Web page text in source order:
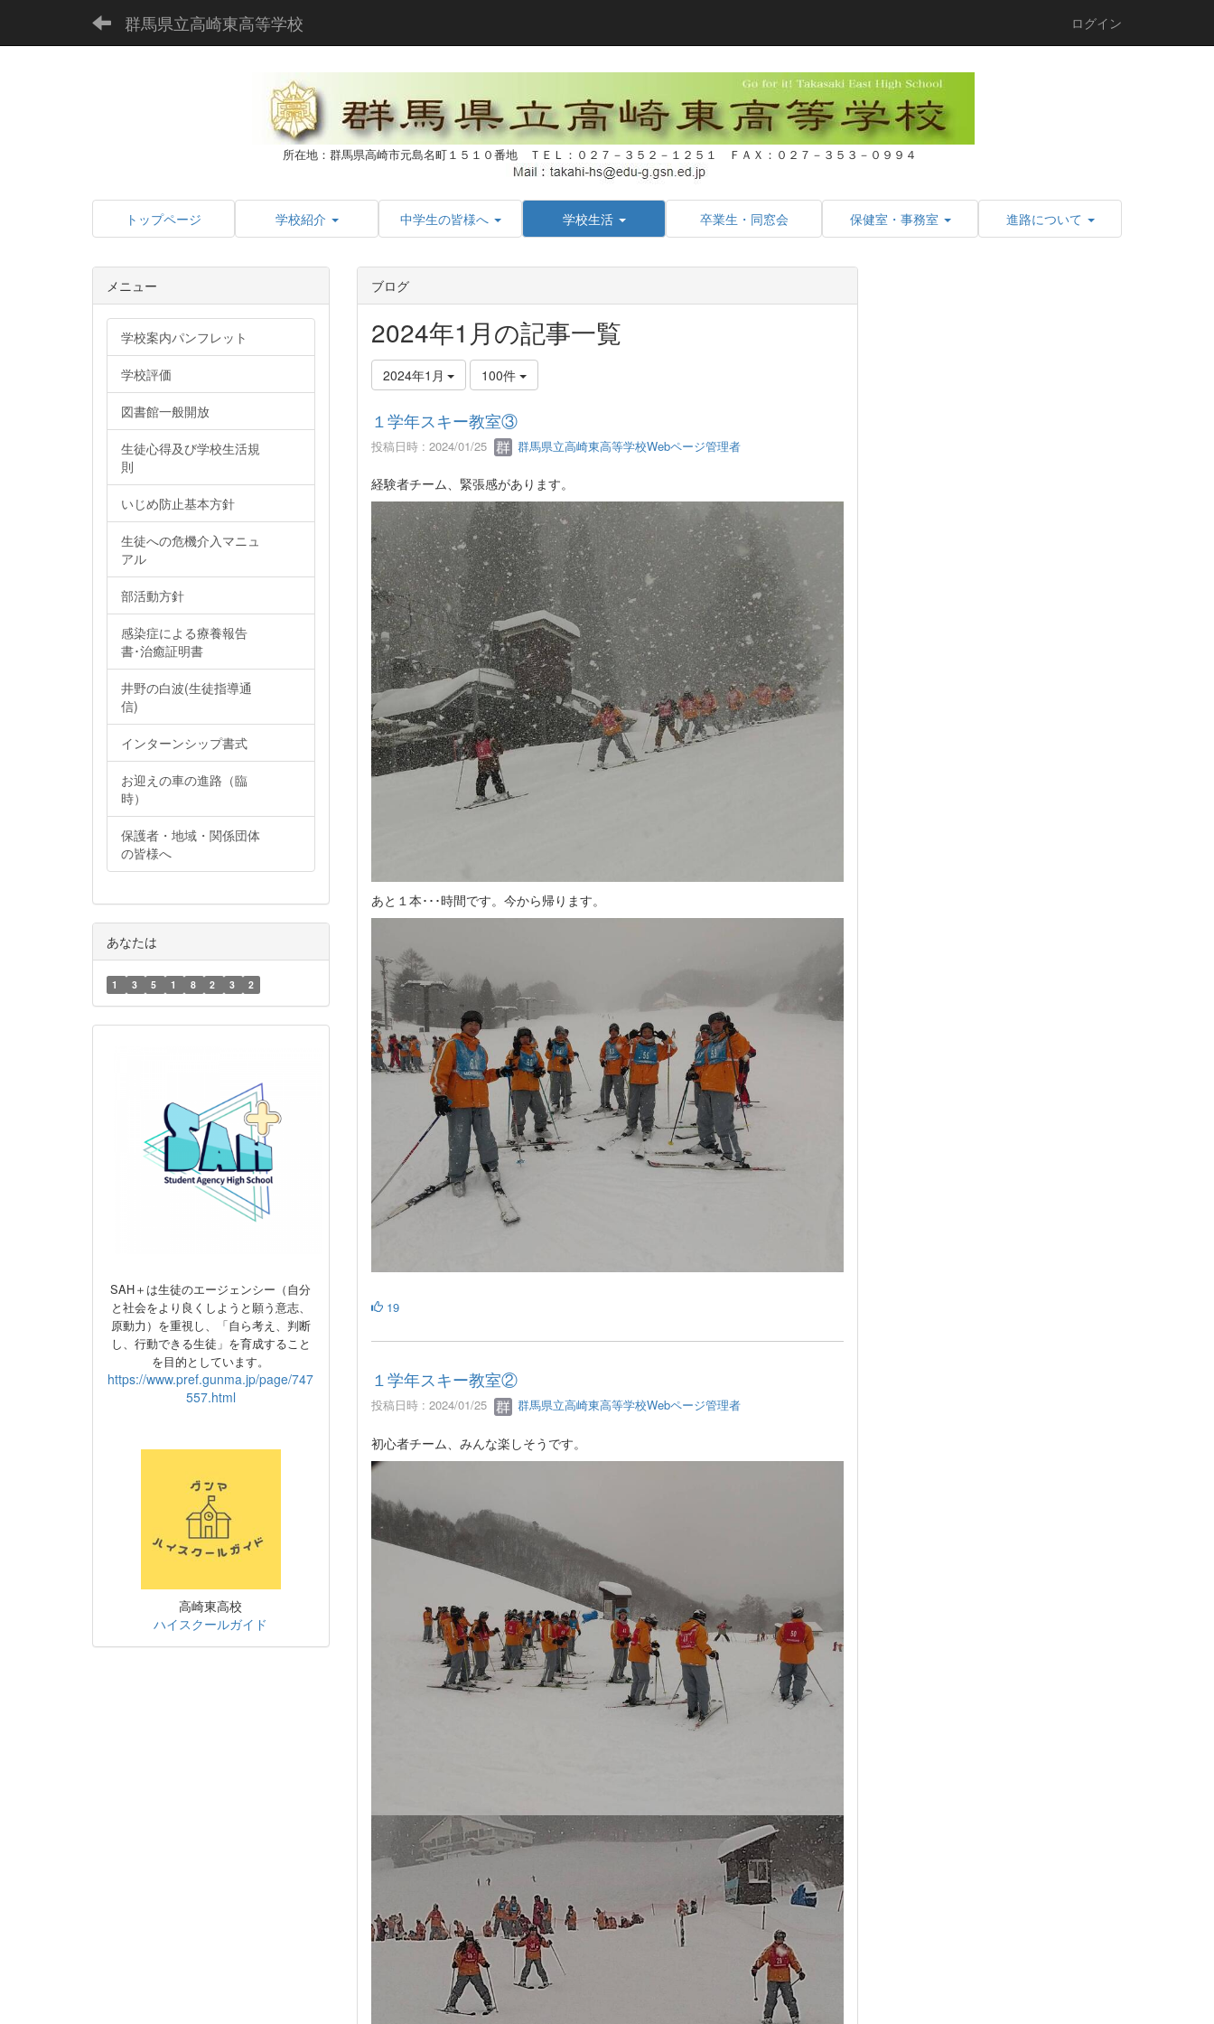
群馬県立高崎東高等学校 ログイン
所在地：群馬県高崎市元島名町１５１０番地 ＴＥＬ：０２７－３５２－１２５１ ＦＡＸ：０２７－３５３－０９９４
トップページ 学校紹介 中学生の皆様へ 学校生活 卒業生・同窓会 保健室・事務室 進路について
ブログ
2024年1月の記事一覧
2024年1月 100件
１学年スキー教室③
投稿日時 : 2024/01/25 群馬県立高崎東高等学校Webページ管理者
経験者チーム、緊張感があります。
あと１本･･･時間です。今から帰ります。
19
１学年スキー教室②
投稿日時 : 2024/01/25 群馬県立高崎東高等学校Webページ管理者
初心者チーム、みんな楽しそうです。
メニュー
学校案内パンフレット
学校評価
図書館一般開放
生徒心得及び学校生活規
則
いじめ防止基本方針
生徒への危機介入マニュ
アル
部活動方針
感染症による療養報告
書･治癒証明書
井野の白波(生徒指導通
信)
インターンシップ書式
お迎えの車の進路（臨
時）
保護者・地域・関係団体
の皆様へ
あなたは
1 3 5 1 8 2 3 2
SAH＋は生徒のエージェンシー（自分
と社会をより良くしようと願う意志、
原動力） を重視し、
「自ら考え、判断
し、行動できる生徒」を育成すること
を目的としています。
https://www.pref.gunma.jp/page/747
557.html
高崎東高校
ハイスクールガイド